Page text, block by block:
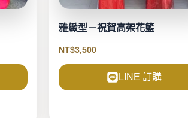
雅緻型－祝賀高架花籃
NT$3,500
LINE 訂購